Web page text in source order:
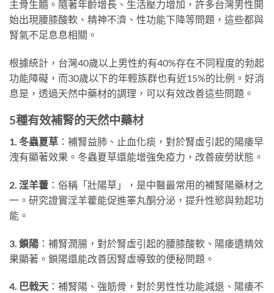
主骨生髓。隨著年齡增長、生活壓力增加，許多台灣男性開
始出現腰膝酸軟、精神不濟、性功能下降等問題，這些都與
腎氣不足息息相關。
根據統計，台灣40歲以上男性約有40%存在不同程度的勃起
功能障礙，而30歲以下的年輕族群也有近15%的比例。好消
息是，透過天然中藥材的調理，可以有效改善這些問題。
5種有效補腎的天然中藥材
1. 冬蟲夏草 ：補腎益肺、止血化痰，對於腎虛引起的陽痿早
洩有顯著效果。冬蟲夏草還能增強免疫力，改善疲勞狀態。
2. 淫羊藿 ：俗稱「壯陽草」，是中醫最常用的補腎陽藥材之
一。研究證實淫羊藿能促進睪丸酮分泌，提升性慾與勃起功
能。
3. 鎖陽 ：補腎潤腸，對於腎虛引起的腰膝酸軟、陽痿遺精效
果顯著。鎖陽還能改善因腎虛導致的便秘問題。
4. 巴戟天 ：補腎陽、強筋骨，對於男性性功能減退、陽痿不